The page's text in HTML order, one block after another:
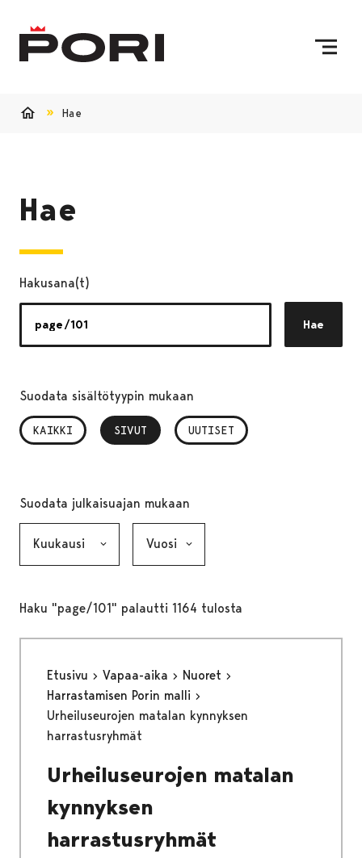
Hae
Hae
Hakusana(t)
Hae
Suodata sisältötyypin mukaan
KAIKKI SIVUT
, VALITTU UUTISET
Suodata julkaisuajan mukaan
Haku "page/101" palautti 1164 tulosta
Etusivu Vapaa-aika
Nuoret
Harrastamisen Porin malli
Urheiluseurojen matalan kynnyksen
harrastusryhmät
Urheiluseurojen matalan
kynnyksen
harrastusryhmät